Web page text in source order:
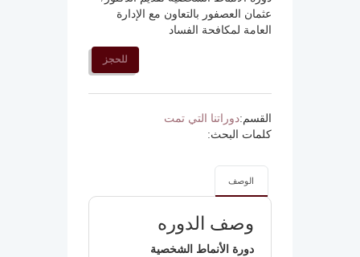
عثمان العصفور بالتعاون مع الإدارة
العامة لمكافحة الفساد
للحجز
القسم:دوراتنا التي تمت
كلمات البحث:
الوصف
وصف الدوره
دورة الأنماط الشخصية